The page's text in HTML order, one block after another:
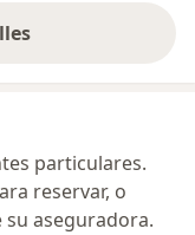
particulares.
reservar, o
aseguradora.